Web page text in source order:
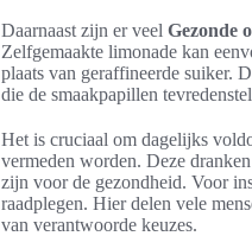
Daarnaast zijn er veel Gezonde
Zelfgemaakte limonade kan
plaats van geraffineerde suiker.
die de smaakpapillen
Het is cruciaal om dagelijks
vermeden worden. Deze
zijn voor de gezondheid. Voor
raadplegen. Hier delen vele
van verantwoorde keuzes.